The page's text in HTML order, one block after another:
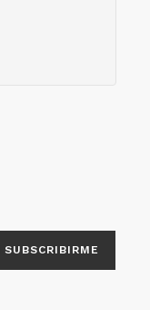
SUBSCRIBIRME